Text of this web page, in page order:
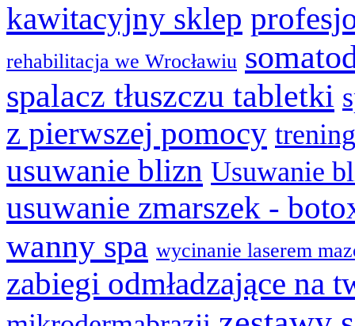
kawitacyjny sklep
rehabilitacja we Wrocławiu
spalacz tłuszczu tabletki
z pierwszej pomocy
usuwanie blizn Usuwanie
usuwanie zmarszek -
wanny spa wycinanie laserem
zabiegi odmładzające na